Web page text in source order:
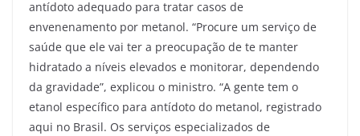
antídoto adequado para tratar casos de
envenenamento por metanol. “Procure um serviço de
saúde que ele vai ter a preocupação de te manter
hidratado a níveis elevados e monitorar, dependendo
da gravidade”, explicou o ministro. “A gente tem o
etanol específico para antídoto do metanol, registrado
aqui no Brasil. Os serviços especializados de